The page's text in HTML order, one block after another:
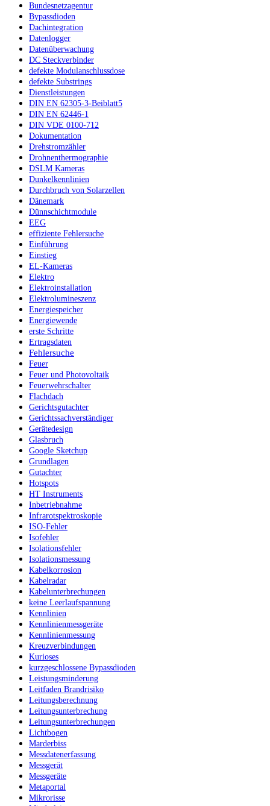
Bundesnetzagentur
Bypassdioden
Dachintegration
Datenlogger
Datenüberwachung
DC Steckverbinder
defekte Modulanschlussdose
defekte Substrings
Dienstleistungen
DIN EN 62305-3-Beiblatt5
DIN EN 62446-1
DIN VDE 0100-712
Dokumentation
Drehstromzähler
Drohnenthermographie
DSLM Kameras
Dunkelkennlinien
Durchbruch von Solarzellen
Dänemark
Dünnschichtmodule
EEG
effiziente Fehlersuche
Einführung
Einstieg
EL-Kameras
Elektro
Elektroinstallation
Elektrolumineszenz
Energiespeicher
Energiewende
erste Schritte
Ertragsdaten
Fehlersuche
Feuer
Feuer und Photovoltaik
Feuerwehrschalter
Flachdach
Gerichtsgutachter
Gerichtssachverständiger
Gerätedesign
Glasbruch
Google Sketchup
Grundlagen
Gutachter
Hotspots
HT Instruments
Inbetriebnahme
Infrarotspektroskopie
ISO-Fehler
Isofehler
Isolationsfehler
Isolationsmessung
Kabelkorrosion
Kabelradar
Kabelunterbrechungen
keine Leerlaufspannung
Kennlinien
Kennlinienmessgeräte
Kennlinienmessung
Kreuzverbindungen
Kurioses
kurzgeschlossene Bypassdioden
Leistungsminderung
Leitfaden Brandrisiko
Leitungsberechnung
Leitungsunterbrechung
Leitungsunterbrechungen
Lichtbogen
Marderbiss
Messdatenerfassung
Messgerät
Messgeräte
Metaportal
Mikrorisse